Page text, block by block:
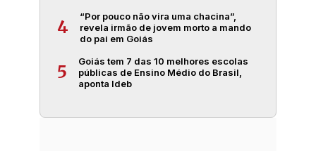
4
“Por pouco não vira uma chacina”,
revela irmão de jovem morto a mando
do pai em Goiás
5
Goiás tem 7 das 10 melhores escolas
públicas de Ensino Médio do Brasil,
aponta Ideb